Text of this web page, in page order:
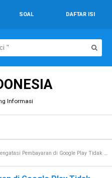
SOAL DAFTAR ISI
Informasi
Pembayaran di Google Play Tidak Berhasil atau Gagal